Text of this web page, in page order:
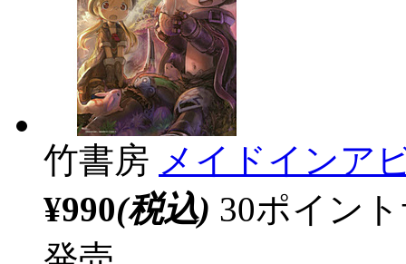
竹書房 メイドインア
¥990(税込) 30ポイン